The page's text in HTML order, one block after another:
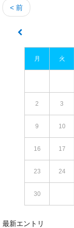
< 前
月 火
2 3
9 10
16 17
23 24
30
最新エントリ